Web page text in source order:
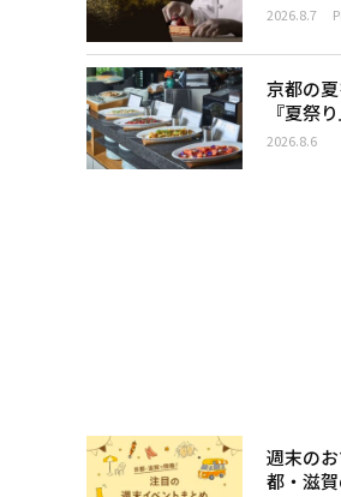
2026.8.7
京都の
『夏祭
2026.8.6
週末の
都・滋